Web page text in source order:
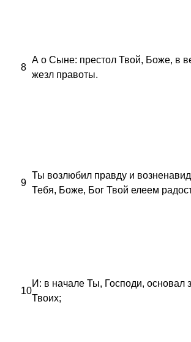
8
А о Сыне: престол Твой, Боже, в
жезл правоты.
9
Ты возлюбил правду и
Тебя, Боже, Бог Твой елеем
10
И: в начале Ты, Господи, основал
Твоих;